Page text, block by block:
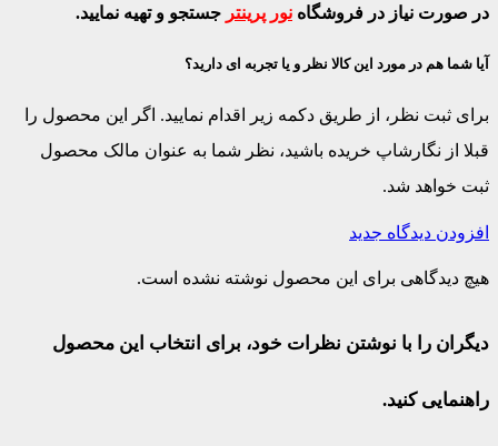
در صورت نیاز در فروشگاه نور پرینتر جستجو و تهیه نمایید.
آیا شما هم در مورد این کالا نظر و یا تجربه ای دارید؟
برای ثبت نظر، از طریق دکمه زیر اقدام نمایید. اگر این محصول را
قبلا از نگارشاپ خریده باشید، نظر شما به عنوان مالک محصول
ثبت خواهد شد.
افزودن دیدگاه جدید
هیچ دیدگاهی برای این محصول نوشته نشده است.
دیگران را با نوشتن نظرات خود، برای انتخاب این محصول
راهنمایی کنید.